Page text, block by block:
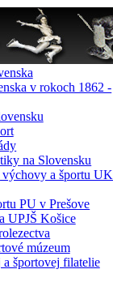
v rokoch 1862 -
na Slovensku
výchovy a športu UK
PU v Prešove
UPJŠ Košice
múzeum
športovej filatelie